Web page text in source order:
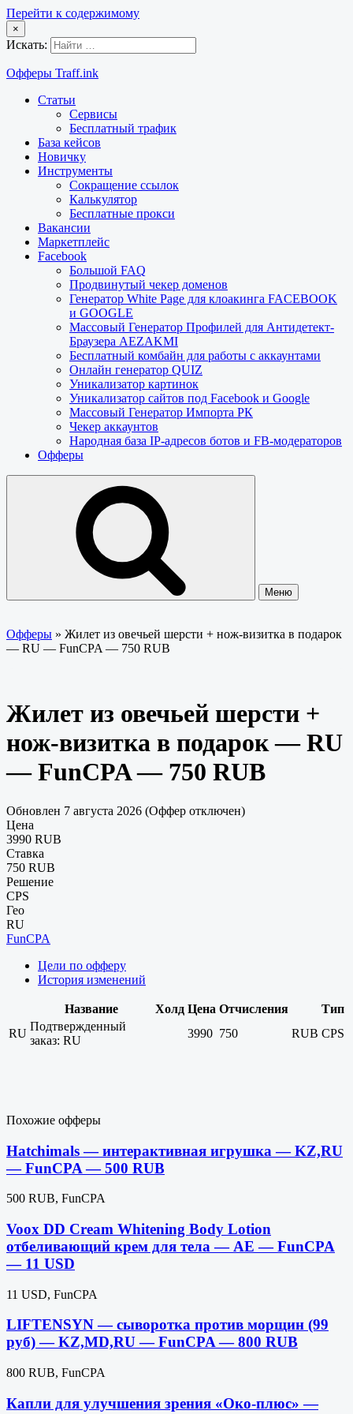
Перейти к содержимому
×
Искать:
Офферы Traff.ink
Статьи
Сервисы
Бесплатный трафик
База кейсов
Новичку
Инструменты
Сокращение ссылок
Калькулятор
Бесплатные прокси
Вакансии
Маркетплейс
Facebook
Большой FAQ
Продвинутый чекер доменов
Генератор White Page для клоакинга FACEBOOK
и GOOGLE
Массовый Генератор Профилей для Антидетект-
Браузера AEZAKMI
Бесплатный комбайн для работы с аккаунтами
Онлайн генератор QUIZ
Уникализатор картинок
Уникализатор сайтов под Facebook и Google
Массовый Генератор Импорта РК
Чекер аккаунтов
Народная база IP-адресов ботов и FB-модераторов
Офферы
Меню
Офферы » Жилет из овечьей шерсти + нож-визитка в подарок
— RU — FunCPA — 750 RUB
Жилет из овечьей шерсти +
нож-визитка в подарок — RU
— FunCPA — 750 RUB
Обновлен 7 августа 2026 (Оффер отключен)
Цена
3990 RUB
Ставка
750 RUB
Решение
CPS
Гео
RU
FunCPA
Цели по офферу
История изменений
Название Холд Цена Отчисления
Тип
RU
Подтвержденный
заказ: RU
3990 750 RUB CPS
Похожие офферы
Hatchimals — интерактивная игрушка — KZ,RU
— FunCPA — 500 RUB
500 RUB, FunCPA
Voox DD Cream Whitening Body Lotion
отбеливающий крем для тела — AE — FunCPA
— 11 USD
11 USD, FunCPA
LIFTENSYN — сыворотка против морщин (99
руб) — KZ,MD,RU — FunCPA — 800 RUB
800 RUB, FunCPA
Капли для улучшения зрения «Око-плюс» —